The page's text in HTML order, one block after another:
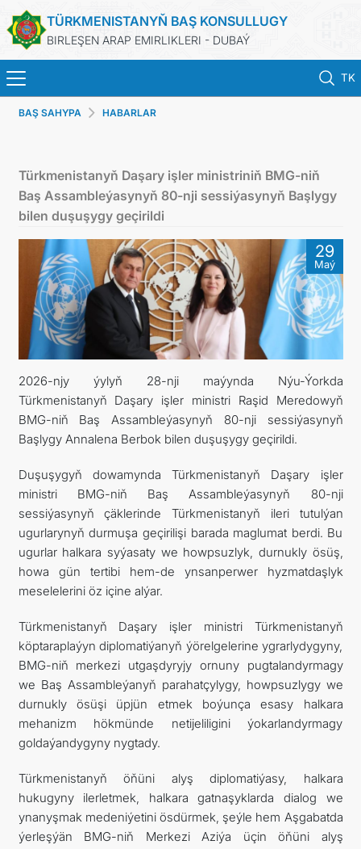
TÜRKMENISTANYŇ BAŞ KONSULLUGY
BIRLEŞEN ARAP EMIRLIKLERI - DUBAÝ
TK
BAŞ SAHYPA
TÜRKMENISTAN
KONSULLYK HYZMATLARY
ARAGATNAŞYK
DIM
BAŞ SAHYPA HABARLAR
Türkmenistanyň Daşary işler ministriniň BMG-niň
Baş Assambleýasynyň 80-nji sessiýasynyň Başlygy
bilen duşuşygy geçirildi
29
Maý
2026-njy ýylyň 28-nji maýynda Nýu-Ýorkda
Türkmenistanyň Daşary işler ministri Raşid Meredowyň
BMG-niň Baş Assambleýasynyň 80-nji sessiýasynyň
Başlygy Annalena Berbok bilen duşuşygy geçirildi.
Duşuşygyň dowamynda Türkmenistanyň Daşary işler
ministri BMG-niň Baş Assambleýasynyň 80-nji
sessiýasynyň çäklerinde Türkmenistanyň ileri tutulýan
ugurlarynyň durmuşa geçirilişi barada maglumat berdi. Bu
ugurlar halkara syýasaty we howpsuzlyk, durnukly ösüş,
howa gün tertibi hem-de ynsanperwer hyzmatdaşlyk
meselelerini öz içine alýar.
Türkmenistanyň Daşary işler ministri Türkmenistanyň
köptaraplaýyn diplomatiýanyň ýörelgelerine ygrarlydygyny,
BMG-niň merkezi utgaşdyryjy ornuny pugtalandyrmagy
we Baş Assambleýanyň parahatçylygy, howpsuzlygy we
durnukly ösüşi üpjün etmek boýunça esasy halkara
mehanizm hökmünde netijeliligini ýokarlandyrmagy
goldaýandygyny nygtady.
Türkmenistanyň öňüni alyş diplomatiýasy, halkara
hukugyny ilerletmek, halkara gatnaşyklarda dialog we
ynanyşmak medeniýetini ösdürmek, şeýle hem Aşgabatda
ýerleşýän BMG-niň Merkezi Aziýa üçin öňüni alyş